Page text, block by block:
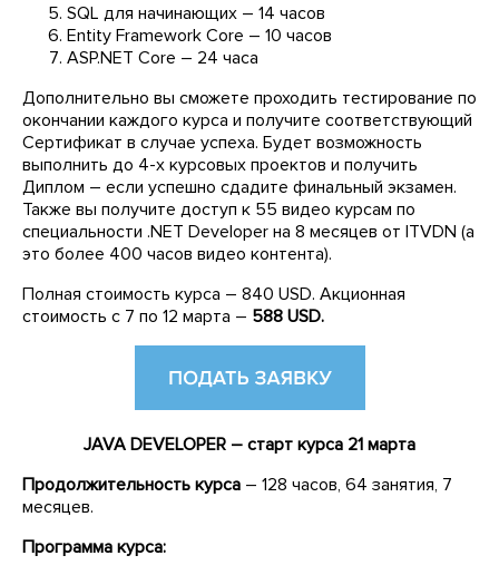
SQL для начинающих – 14 часов
Entity Framework Core – 10 часов
ASP.NET Core – 24 часа
Дополнительно вы сможете проходить тестирование по
окончании каждого курса и получите соответствующий
Сертификат в случае успеха. Будет возможность
выполнить до 4-х курсовых проектов и получить
Диплом – если успешно сдадите финальный экзамен.
Также вы получите доступ к 55 видео курсам по
специальности .NET Developer на 8 месяцев от ITVDN (а
это более 400 часов видео контента).
Полная стоимость курса – 840 USD. Акционная
стоимость с 7 по 12 марта – 588 USD.
JAVA DEVELOPER – старт курса 21 марта
Продолжительность курса – 128 часов, 64 занятия, 7
месяцев.
Программа курса: